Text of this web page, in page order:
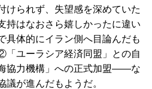
けられず、失望感を深めていた
持はなおさら嬉しかったに違い
具体的にイラン側へ目論んだも
ユーラシア経済同盟」との自
協力機構」への正式加盟――な
議が進んだもようだ。